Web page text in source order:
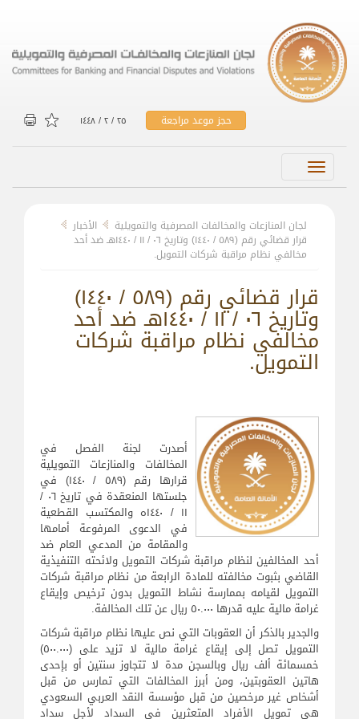
حجز موعد مراجعة ۲٥ / ۲ / ۱٤٤۸
Toggle
لجان المنازعات والمخالفات المصرفية والتمويلية
الأخبار
قرار قضائي رقم (٥۸۹ / ۱٤٤۰) وتاريخ ۰٦ / ۱۱ / ۱٤٤۰هـ ضد أحد
مخالفي نظام مراقبة شركات التمويل.
قرار قضائي رقم (٥۸۹ / ۱٤٤۰)
وتاريخ ۰٦ / ۱۱ / ۱٤٤۰هـ ضد أحد
مخالفي نظام مراقبة شركات
التمويل.
أصدرت لجنة الفصل في
المخالفات والمنازعات التمويلية
قرارها رقم (٥۸۹ / ۱٤٤۰) في
جلستها المنعقدة في تاريخ ۰٦ /
۱۱ / ۱٤٤۰ه والمكتسب القطعية
في الدعوى المرفوعة أمامها
والمقامة من المدعي العام ضد
أحد المخالفين لنظام مراقبة شركات التمويل ولائحته التنفيذية
القاضي بثبوت مخالفته للمادة الرابعة من نظام مراقبة شركات
التمويل لقيامه بممارسة نشاط التمويل بدون ترخيص وإيقاع
غرامة مالية عليه قدرها ٥۰.۰۰۰ ريال عن تلك المخالفة.
والجدير بالذكر أن العقوبات التي نص عليها نظام مراقبة شركات
التمويل تصل إلى إيقاع غرامة مالية لا تزيد على (٥۰۰.۰۰۰)
خمسمائة ألف ريال وبالسجن مدة لا تتجاوز سنتين أو بإحدى
هاتين العقوبتين، ومن أبرز المخالفات التي تمارس من قبل
أشخاص غير مرخصين من قبل مؤسسة النقد العربي السعودي
هي تمويل الأفراد المتعثرين في السداد لأجل سداد